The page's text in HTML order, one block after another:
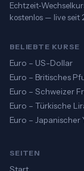
Echtzeit-
kostenlos — live seit
BELIEBTE KURSE
Euro – US-Dollar
Euro – Britisches
Euro – Schweizer
Euro – Türkische
Euro – Japanischer
SEITEN